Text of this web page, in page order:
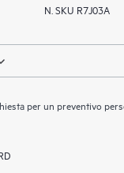
N. SKU R7J03A
per un preventivo